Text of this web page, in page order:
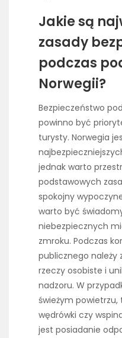
Jakie są
zasady
podczas
Norwegii?
Bezpieczeństwo
powinno być
turysty. Norwegia
jednak warto
podstawowych
spokojny
warto być
niebezpiecznych
zmroku. Podczas
publicznego należy
rzeczy osobiste i
nadzoru. W
świeżym powietrzu,
wędrówki czy
jest posiadanie